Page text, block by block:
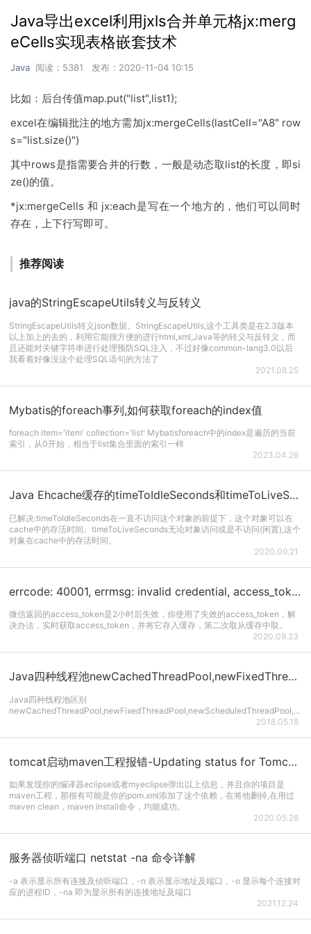
Java导出excel利用jxls合并单元格jx:merg
eCells实现表格嵌套技术
Java 阅读：5381 发布：2020-11-04 10:15
比如：后台传值map.put("list",list1);
excel在编辑批注的地方需加jx:mergeCells(lastCell="A8" row
s="list.size()")
其中rows是指需要合并的行数，一般是动态取list的长度，即si
ze()的值。
*jx:mergeCells 和 jx:each是写在一个地方的，他们可以同时
存在，上下行写即可。
推荐阅读
java的StringEscapeUtils转义与反转义
StringEscapeUtils转义json数据。StringEscapeUtils,这个工具类是在2.3版本
以上加上的去的，利用它能很方便的进行html,xml,Java等的转义与反转义，而
且还能对关键字符串进行处理预防SQL注入，不过好像common-lang3.0以后
我看着好像没这个处理SQL语句的方法了
2021.08.25
Mybatis的foreach事列,如何获取foreach的index值
foreach item='item' collection='list' Mybatisforeach中的index​是遍历的当前
索引，从0开始，相当于list集合里面的索引一样
2023.04.26
Java Ehcache缓存的timeToIdleSeconds和timeToLiveSeconds区别
已解决:timeToIdleSeconds在一直不访问这个对象的前提下，这个对象可以在
cache中的存活时间。timeToLiveSeconds无论对象访问或是不访问(闲置),这个
对象在cache中的存活时间。
2020.09.21
errcode: 40001, errmsg: invalid credential, access_token is invalid or not latest rid: 5f6981...
微信返回的access_token是2小时后失效，你使用了失效的access_token，解
决办法，实时获取access_token，并将它存入缓存，第二次取从缓存中取。
2020.09.23
Java四种线程池newCachedThreadPool,newFixedThreadPool,newScheduledThreadPool,newSingleThreadEx...
Java四种线程池区别
newCachedThreadPool,newFixedThreadPool,newScheduledThreadPool,newSingleThreadExecutor
2018.05.18
tomcat启动maven工程报错-Updating status for Tomcat v7.0 Server at localhost...
如果发现你的编译器eclipse或者myeclipse弹出以上信息，并且你的项目是
maven工程，那很有可能是你的pom.xml添加了这个依赖，在将他删掉,在用过
maven clean，maven install命令，均能成功。
2020.05.28
服务器侦听端口 netstat -na 命令详解
-a 表示显示所有连接及侦听端口，-n 表示显示地址及端口，-o 显示每个连接对
应的进程ID，-na 即为显示所有的连接地址及端口
2021.12.24